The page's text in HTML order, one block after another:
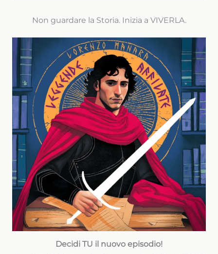
Non guardare la Storia. Inizia a VIVERLA.
Decidi TU il nuovo episodio!